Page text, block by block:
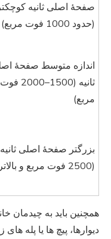
صفحهٔ اصلی ثانیه
(حدود 1000 فوت مربع)
اندازه متوسط صفحهٔ
ثانیه (1500–2000 فوت
مربع)
بزرگتر صفحهٔ اصلی ثانیه
(2500 فوت مربع و بالاتر)
همچنین باید به چیدمان
دیوارها، پیچ ها یا پله